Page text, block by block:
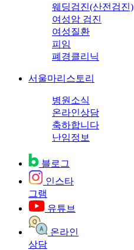
웨딩검진(산전검진)
여성암 검진
여성질환
피임
폐경클리닉
서울마리스토리
병원소식
온라인상담
축하합니다
난임정보
블로그
인스타
그램
유튜브
온라인
상담